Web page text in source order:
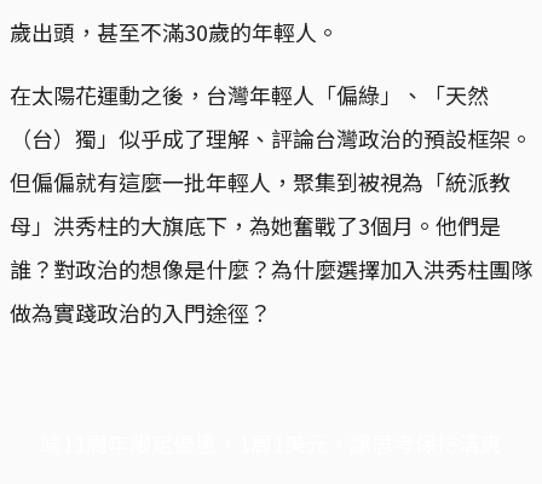
歲出頭，甚至不滿30歲的年輕人。
在太陽花運動之後，台灣年輕人「偏綠」、「天然
（台）獨」似乎成了理解、評論台灣政治的預設框架。
但偏偏就有這麼一批年輕人，聚集到被視為「統派教
母」洪秀柱的大旗底下，為她奮戰了3個月。他們是
誰？對政治的想像是什麼？為什麼選擇加入洪秀柱團隊
做為實踐政治的入門途徑？